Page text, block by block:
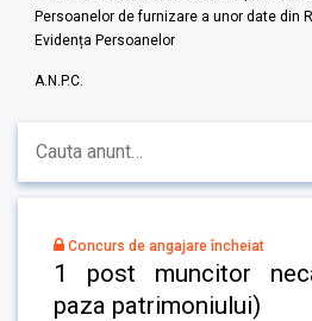
Persoanelor de furnizare a unor date din
Evidența Persoanelor
A.N.P.C.
Concurs de angajare încheiat
1 post muncitor
paza patrimoniului)